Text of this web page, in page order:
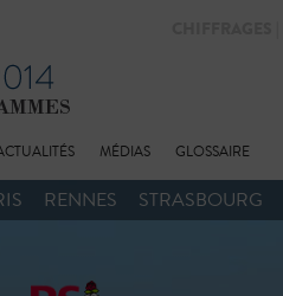
MÉDIAS GLOSSAIRE
RENNES STRASBOURG